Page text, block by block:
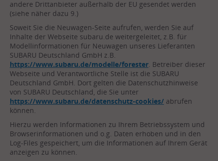
andere Drittanbieter außerhalb der EU gesendet werden
(siehe näher dazu 9.)
Soweit Sie die Neuwagen-Seite aufrufen, werden Sie auf
Inhalte der Webseite subaru.de weitergeleitet, z.B. für
Modellinformationen für Neuwagen unseres Lieferanten
SUBARU Deutschland GmbH z.B.
https://www.subaru.de/modelle/forester. Betreiber dieser
Webseite und Verantwortliche Stelle ist die SUBARU
Deutschland GmbH. Dort gelten die Datenschutzhinweise
von SUBARU Deutschland, die Sie unter
https://www.subaru.de/datenschutz-cookies/ abrufen
können.
Hierzu werden Informationen zu Ihrem Betriebssystem und
Browserinformationen und o.g. Daten erhoben und in den
Log-Files gespeichert, um die Informationen auf Ihrem Gerät
anzeigen zu können.